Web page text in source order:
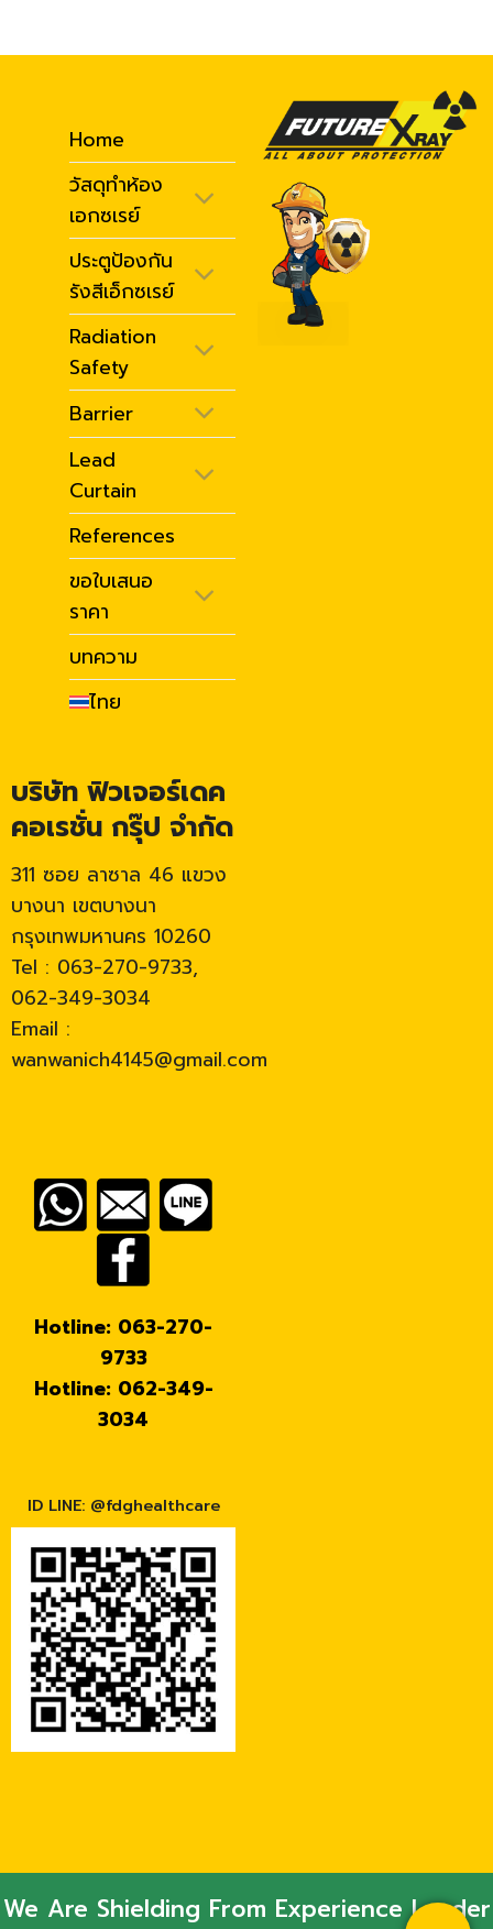
Home
วัสดุทำห้อง
เอกซเรย์
ประตูป้องกัน
รังสีเอ็กซเรย์
Radiation
Safety
Barrier
Lead
Curtain
References
ขอใบเสนอ
ราคา
บทความ
ไทย
บริษัท ฟิวเจอร์เดค
คอเรชั่น กรุ๊ป จำกัด
311 ซอย ลาซาล 46 แขวง
บางนา เขตบางนา
กรุงเทพมหานคร 10260
Tel : 063-270-9733,
062-349-3034
Email :
wanwanich4145@gmail.com
Hotline: 063-270-
9733
Hotline: 062-349-
3034
ID LINE: @fdghealthcare
We Are Shielding From Experience Leader